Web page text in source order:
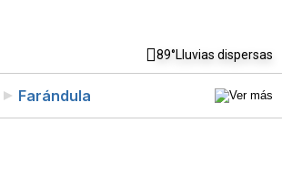
89°Lluvias dispersas
Farándula